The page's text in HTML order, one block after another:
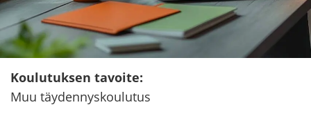
Kou­lu­tuk­sen ta­voi­te:
Muu täy­den­nys­kou­lu­tus